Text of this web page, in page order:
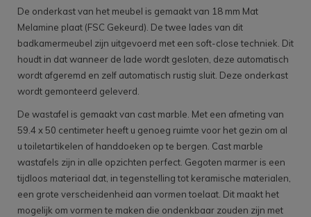
De onderkast van het meubel is gemaakt van 18 mm Mat
Melamine plaat (FSC Gekeurd). De twee lades van dit
badkamermeubel zijn uitgevoerd met een soft-close techniek. Dit
houdt in dat wanneer de lade wordt gesloten, deze automatisch
wordt afgeremd en zelf automatisch rustig sluit. Deze onderkast
wordt gemonteerd geleverd.
De wastafel is gemaakt van cast marble. Met een afmeting van
59.4 x 50 centimeter heeft u genoeg ruimte voor het gezin om al
u toiletartikelen of handdoeken op te bergen. Cast marble
wastafels zijn in alle opzichten perfect. Gegoten marmer is een
tijdloos materiaal dat, in tegenstelling tot keramische materialen,
een grote verscheidenheid aan vormen toelaat. Dit maakt het
mogelijk om vormen te maken die ondenkbaar zouden zijn met